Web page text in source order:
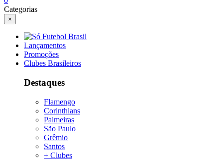
Categorias
×
Lançamentos
Promoções
Clubes Brasileiros
Destaques
Flamengo
Corinthians
Palmeiras
São Paulo
Grêmio
Santos
+ Clubes